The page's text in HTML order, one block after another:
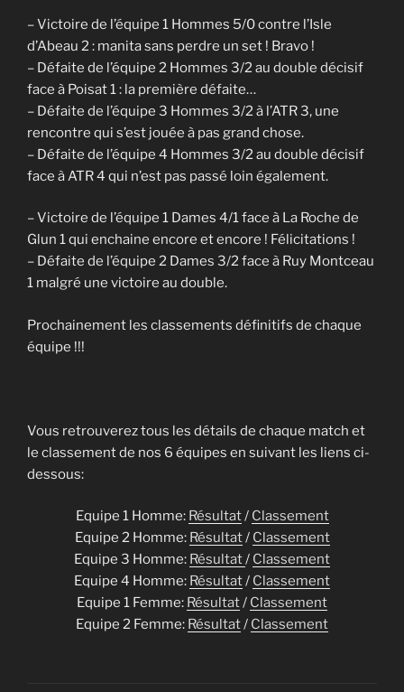
– Victoire de l’équipe 1 Hommes 5/0 contre l’Isle
d’Abeau 2 : manita sans perdre un set ! Bravo !
– Défaite de l’équipe 2 Hommes 3/2 au double décisif
face à Poisat 1 : la première défaite…
– Défaite de l’équipe 3 Hommes 3/2 à l’ATR 3, une
rencontre qui s’est jouée à pas grand chose.
– Défaite de l’équipe 4 Hommes 3/2 au double décisif
face à ATR 4 qui n’est pas passé loin également.
– Victoire de l’équipe 1 Dames 4/1 face à La Roche de
Glun 1 qui enchaine encore et encore ! Félicitations !
– Défaite de l’équipe 2 Dames 3/2 face à Ruy Montceau
1 malgré une victoire au double.
Prochainement les classements définitifs de chaque
équipe !!!
Vous retrouverez tous les détails de chaque match et
le classement de nos 6 équipes en suivant les liens ci-
dessous:
Equipe 1 Homme: Résultat/ Classement
Equipe 2 Homme: Résultat/ Classement
Equipe 3 Homme: Résultat/ Classement
Equipe 4 Homme: Résultat/ Classement
Equipe 1 Femme: Résultat/ Classement
Equipe 2 Femme: Résultat/ Classement